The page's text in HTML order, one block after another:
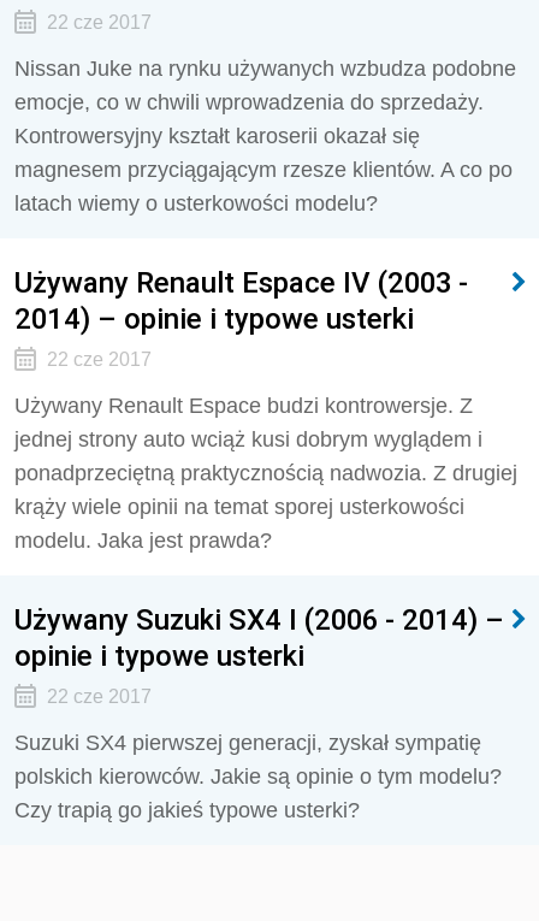
22 cze 2017
Nissan Juke na rynku używanych wzbudza podobne
emocje, co w chwili wprowadzenia do sprzedaży.
Kontrowersyjny kształt karoserii okazał się
magnesem przyciągającym rzesze klientów. A co po
latach wiemy o usterkowości modelu?
Używany Renault Espace IV (2003 -
2014) – opinie i typowe usterki
22 cze 2017
Używany Renault Espace budzi kontrowersje. Z
jednej strony auto wciąż kusi dobrym wyglądem i
ponadprzeciętną praktycznością nadwozia. Z drugiej
krąży wiele opinii na temat sporej usterkowości
modelu. Jaka jest prawda?
Używany Suzuki SX4 I (2006 - 2014) –
opinie i typowe usterki
22 cze 2017
Suzuki SX4 pierwszej generacji, zyskał sympatię
polskich kierowców. Jakie są opinie o tym modelu?
Czy trapią go jakieś typowe usterki?